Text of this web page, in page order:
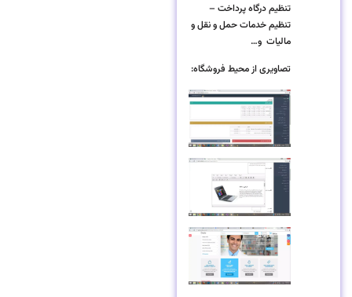
تنظیم درگاه پرداخت –
تنظیم خدمات حمل و نقل و
مالیات و…
تصاویری از محیط فروشگاه: